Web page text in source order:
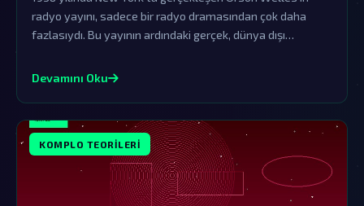
radyo yayını, sadece bir radyo dramasından çok daha
fazlasıydı. Bu yayının ardındaki gerçek, dünya dışı
teorileriyle doludur.
Devamını Oku
KOMPLO TEORILERI